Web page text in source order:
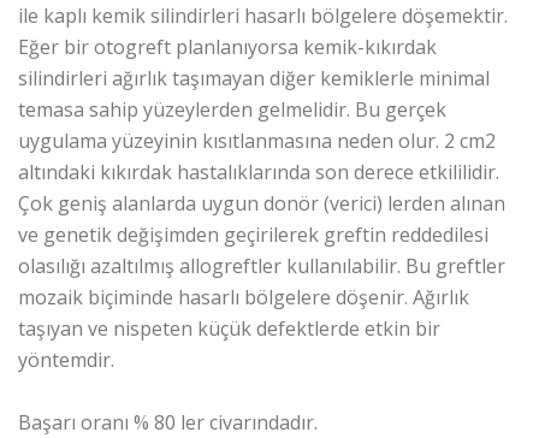
ile kaplı kemik silindirleri hasarlı bölgelere döşemektir.
Eğer bir otogreft planlanıyorsa kemik-kıkırdak
silindirleri ağırlık taşımayan diğer kemiklerle minimal
temasa sahip yüzeylerden gelmelidir. Bu gerçek
uygulama yüzeyinin kısıtlanmasına neden olur. 2 cm2
altındaki kıkırdak hastalıklarında son derece etkililidir.
Çok geniş alanlarda uygun donör (verici) lerden alınan
ve genetik değişimden geçirilerek greftin reddedilesi
olasılığı azaltılmış allogreftler kullanılabilir. Bu greftler
mozaik biçiminde hasarlı bölgelere döşenir. Ağırlık
taşıyan ve nispeten küçük defektlerde etkin bir
yöntemdir.
Başarı oranı % 80 ler civarındadır.